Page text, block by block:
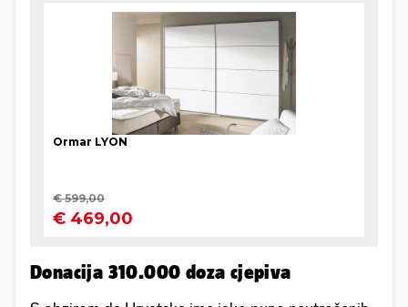
Donacija 310.000 doza cjepiva